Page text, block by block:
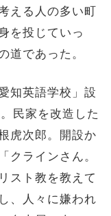
える人の多い町
を投じていっ
道であった。
知英語学校」設
民家を改造した
虎次郎。開設か
クラインさん。
スト教を教えて
、人々に嫌われ